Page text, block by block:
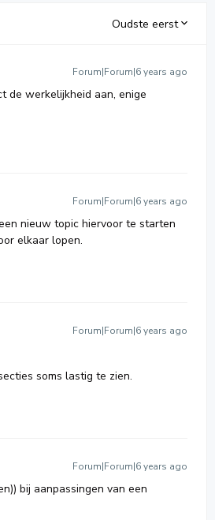
Oudste eerst
Forum|Forum|6 years ago
de werkelijkheid aan, enige
Forum|Forum|6 years ago
nieuw topic hiervoor te starten
elkaar lopen.
Forum|Forum|6 years ago
soms lastig te zien.
Forum|Forum|6 years ago
bij aanpassingen van een